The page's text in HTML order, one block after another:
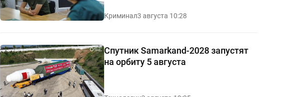
Криминал3 августа 10:28
Спутник Samarkand-2028 запустят
на орбиту 5 августа